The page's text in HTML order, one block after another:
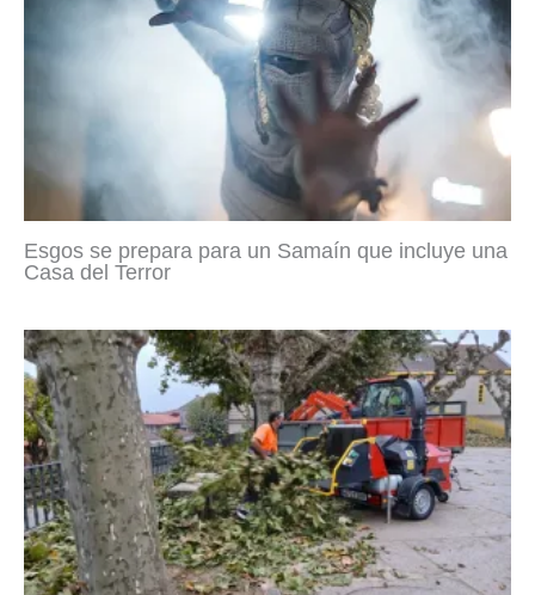
Esgos se prepara para un Samaín que incluye una
Casa del Terror